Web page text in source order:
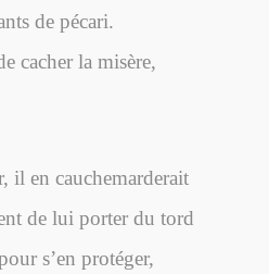
de pécari.
cacher la misère,
il en cauchemarderait
de lui porter du tord
s’en protéger,